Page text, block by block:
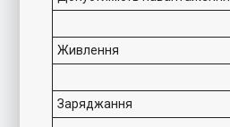
Живлення
Заряджання